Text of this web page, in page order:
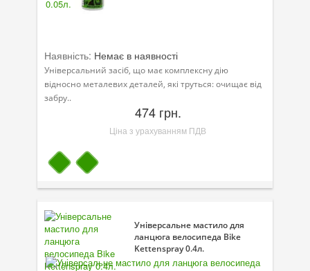
Продукція для саду
Промислова програма
Технологічні рідини
Зимова програма
Наявність: Немає в наявності
Універсальний засіб, що має комплексну дію
відносно металевих деталей, які труться: очищає від
забру..
474 грн.
Ціна з урахуванням ПДВ
Універсальне мастило для
ланцюга велосипеда Bike
Kettenspray 0.4л.